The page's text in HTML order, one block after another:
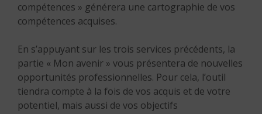
compétences » générera une cartographie de vos
compétences acquises.
En s’appuyant sur les trois services précédents, la
partie « Mon avenir » vous présentera de nouvelles
opportunités professionnelles. Pour cela, l’outil
tiendra compte à la fois de vos acquis et de votre
potentiel, mais aussi de vos objectifs